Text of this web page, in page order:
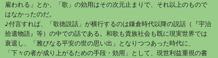
雇われる」とか、「歌」の効用はその次元止まりで、それ以上のもので
はなかったのだ。
♪付言すれば、「歌徳説話」が横行するのは鎌倉時代以降の説話（『宇治
拾遺物語』等）の中での話である。和歌も貴族社会も既に現実世界では
衰退し、「雅びなる平安の世の思い出」となりつつあった時代に、
「下々の者が成り上がるための手段・効用」として、現世利益重視の書